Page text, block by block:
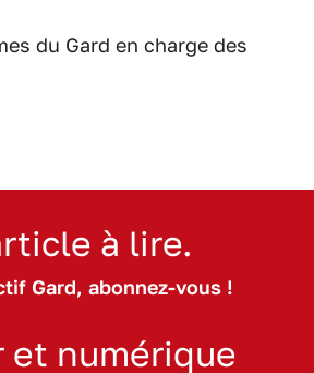
du Gard en charge des
à lire.
Gard, abonnez-vous !
et numérique